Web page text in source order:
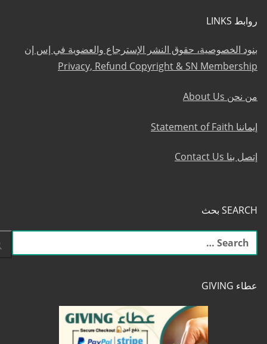
روابط LINKS
بنود الخصوصية، حقوق النشر الإسترجاع والعضوية في إس إن
Privacy, Refund Copyright & SN Membership
من نحن About Us
إيماننا Statement of Faith
إتصل بنا Contact Us
SEARCH بحث
البحث
عن:
عطاء GIVING